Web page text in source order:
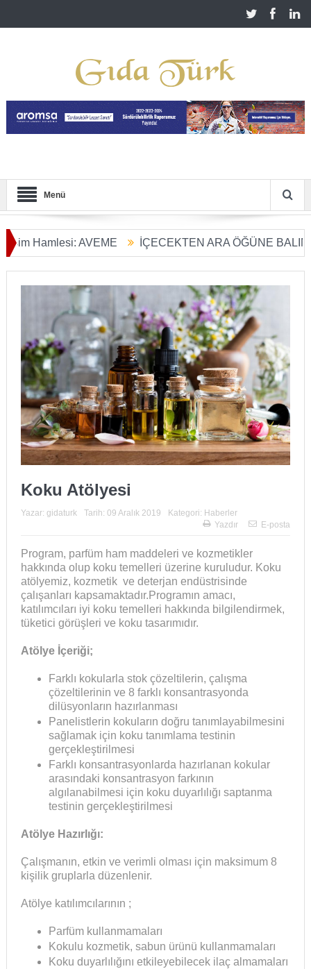
Menü
AVEME İÇECEKTEN ARA ÖĞÜNE BALIN
Dönüşümü Başladı
Koku Atölyesi
Yazar: gidaturk Tarih: 09 Aralık 2019 Kategori: Haberler
Yazdır
E-posta
Program, parfüm ham maddeleri ve kozmetikler
hakkında olup koku temelleri üzerine kuruludur. Koku
atölyemiz, kozmetik ve deterjan endüstrisinde
çalışanları kapsamaktadır.Programın amacı,
katılımcıları iyi koku temelleri hakkında bilgilendirmek,
tüketici görüşleri ve koku tasarımıdır.
Atölye İçeriği;
Farklı kokularla stok çözeltilerin, çalışma
çözeltilerinin ve 8 farklı konsantrasyonda
dilüsyonların hazırlanması
Panelistlerin kokuların doğru tanımlayabilmesini
sağlamak için koku tanımlama testinin
gerçekleştirilmesi
Farklı konsantrasyonlarda hazırlanan kokular
arasındaki konsantrasyon farkının
algılanabilmesi için koku duyarlılığı saptanma
testinin gerçekleştirilmesi
Atölye Hazırlığı:
Çalışmanın, etkin ve verimli olması için maksimum 8
kişilik gruplarla düzenlenir.
Atölye katılımcılarının ;
Parfüm kullanmamaları
Kokulu kozmetik, sabun ürünü kullanmamaları
Koku duyarlılığını etkileyebilecek ilaç almamaları